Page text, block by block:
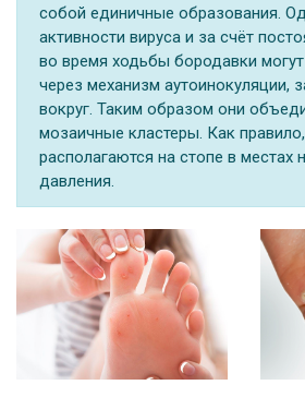
собой единичные образования.
активности вируса и за счёт
во время ходьбы бородавки могут
через механизм аутоинокуляции,
вокруг. Таким образом они
мозаичные кластеры. Как
располагаются на стопе в местах
давления.